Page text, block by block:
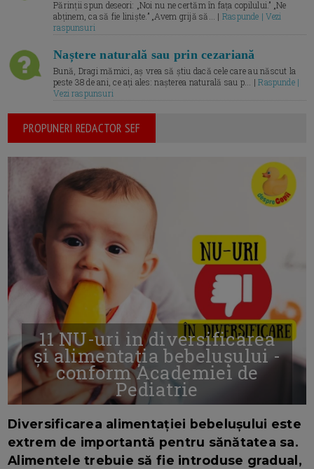
Părinții spun deseori: „Noi nu ne certăm în fața copilului.” „Ne
abținem, ca să fie liniște.” „Avem grijă să... | Raspunde | Vezi
raspunsuri
Naștere naturală sau prin cezariană
Bună, Dragi mămici, aș vrea să știu dacă cele care au născut la
peste 38 de ani, ce ați ales: nașterea naturală sau p... |Raspunde |
Vezi raspunsuri
PROPUNERI REDACTOR SEF
11 NU-uri in diversificarea
și alimentația bebelușului -
conform Academiei de
Pediatrie
Diversificarea alimentației bebelușului este
extrem de importantă pentru sănătatea sa.
Alimentele trebuie să fie introduse gradual,